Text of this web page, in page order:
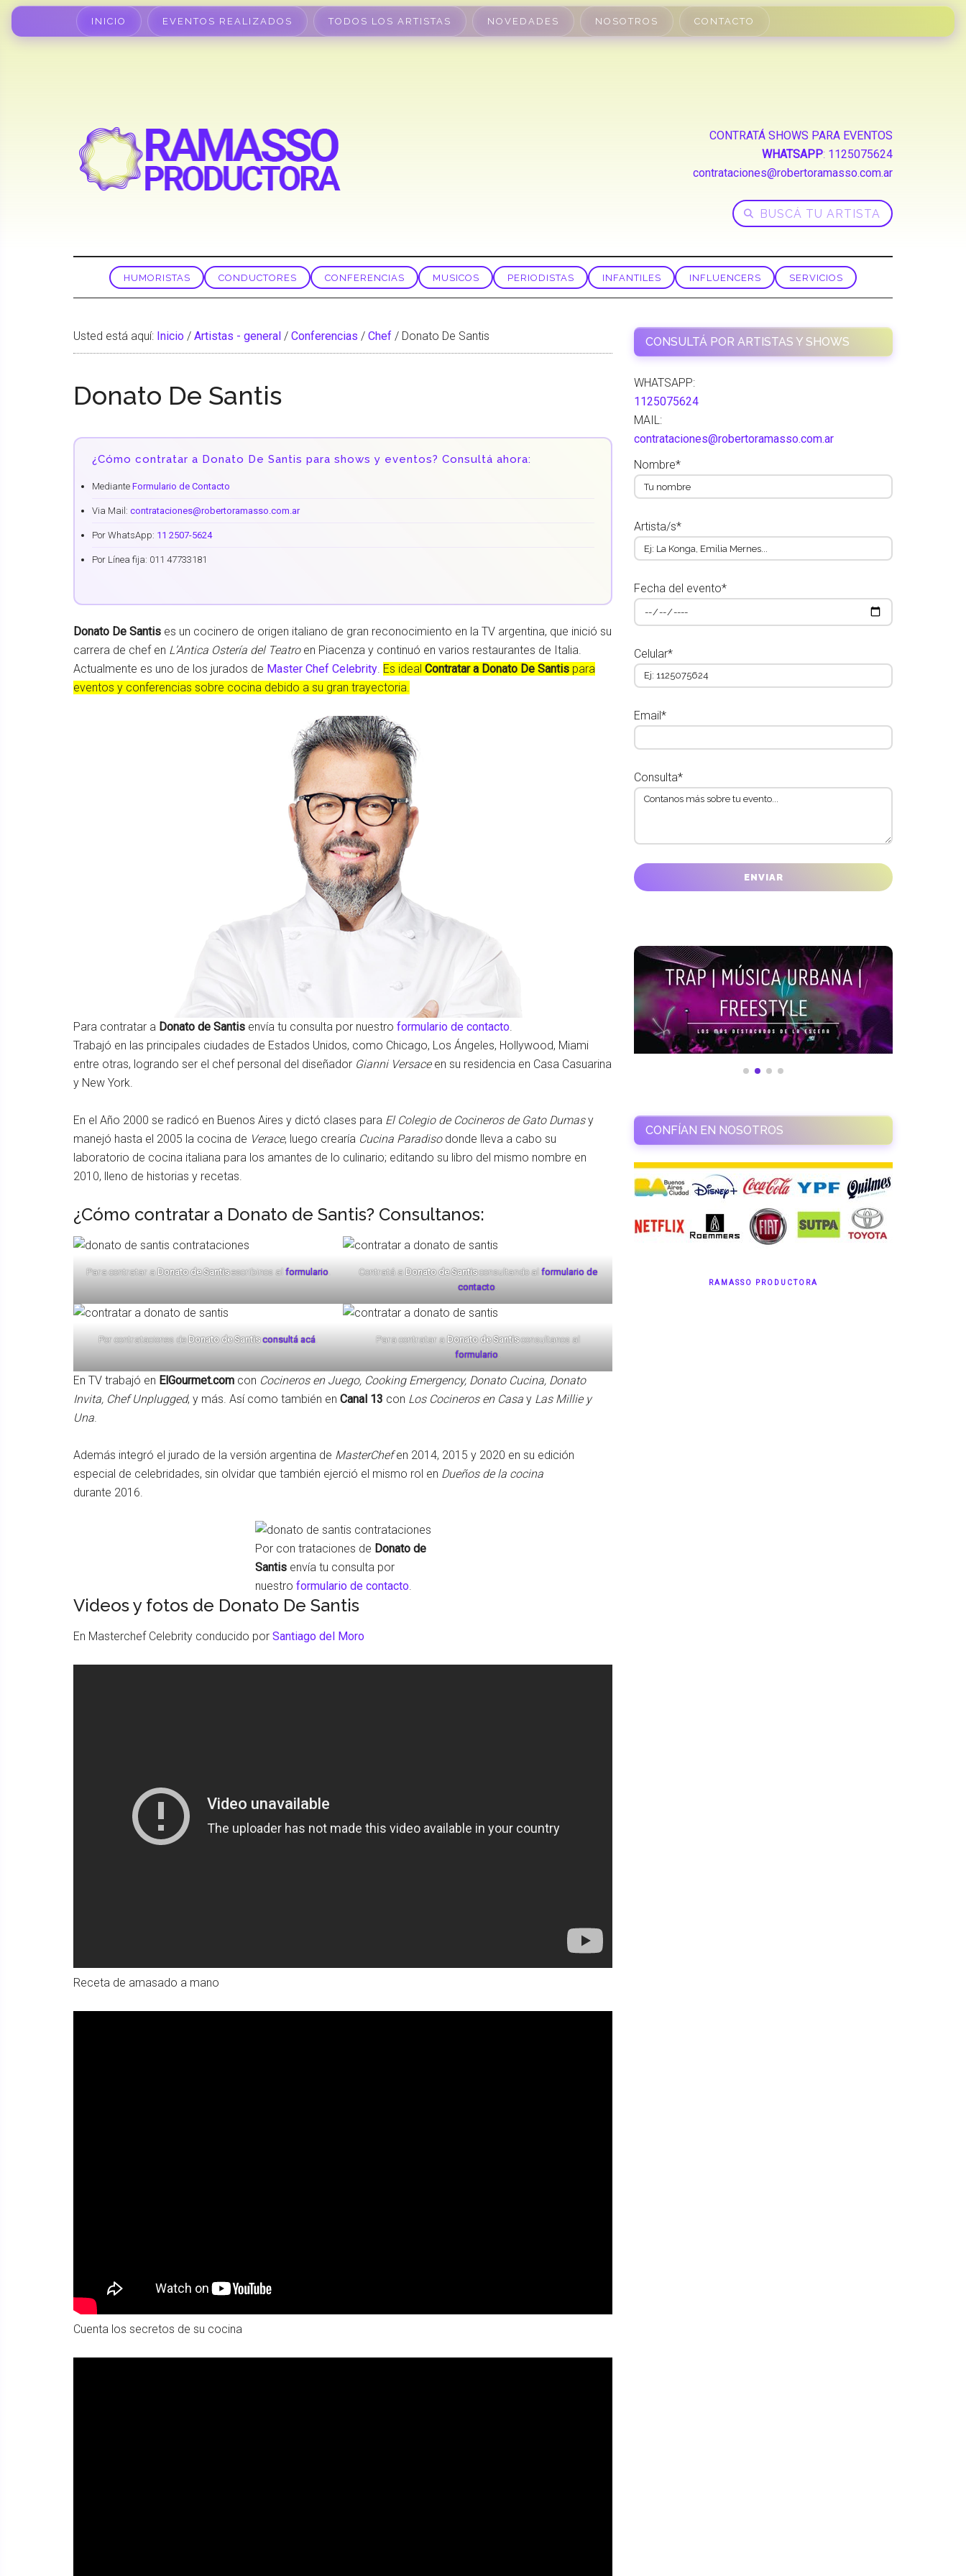
INICIO EVENTOS REALIZADOS TODOS LOS ARTISTAS NOVEDADES NOSOTROS CONTACTO
CONTRATÁ SHOWS PARA EVENTOS
WHATSAPP: 1125075624
contrataciones@robertoramasso.com.ar
HUMORISTAS CONDUCTORES CONFERENCIAS MUSICOS PERIODISTAS INFANTILES INFLUENCERS SERVICIOS
Usted está aquí: Inicio / Artistas - general / Conferencias / Chef / Donato De Santis
Donato De Santis
¿Cómo contratar a Donato De Santis para shows y eventos? Consultá ahora:
Mediante Formulario de Contacto
Via Mail: contrataciones@robertoramasso.com.ar
Por WhatsApp: 11 2507-5624
Por Línea fija: 011 47733181
Donato De Santis es un cocinero de origen italiano de gran reconocimiento en la TV argentina, que inició su
carrera de chef en L’Antica Ostería del Teatroen Piacenza y continuó en varios restaurantes de Italia.
Actualmente es uno de los jurados de Master Chef Celebrity. Es ideal Contratar a Donato De Santis para
eventos y conferencias sobre cocina debido a su gran trayectoria.
Para contratar a Donato de Santis envía tu consulta por nuestro formulario de contacto.
Trabajó en las principales ciudades de Estados Unidos, como Chicago, Los Ángeles, Hollywood, Miami
entre otras, logrando ser el chef personal del diseñador Gianni Versaceen su residencia en Casa Casuarina
y New York.
En el Año 2000 se radicó en Buenos Aires y dictó clases para El Colegio de Cocineros de Gato Dumasy
manejó hasta el 2005 la cocina de Verace, luego crearía Cucina Paradisodonde lleva a cabo su
laboratorio de cocina italiana para los amantes de lo culinario; editando su libro del mismo nombre en
2010, lleno de historias y recetas.
¿Cómo contratar a Donato de Santis? Consultanos:
Para contratar a Donato de Santisescribinos al formulario. Contratá a Donato de Santisconsultando al formulario de
contacto.
Por contrataciones de Donato de Santis consultá acá. Para contratar a Donato de Santisconsultanos al
formulario.
En TV trabajó en ElGourmet.com con Cocineros en Juego, Cooking Emergency, Donato Cucina, Donato
Invita, Chef Unplugged, y más. Así como también en Canal 13 con Los Cocineros en Casa y Las Millie y
Una.
Además integró el jurado de la versión argentina de MasterChefen 2014, 2015 y 2020 en su edición
especial de celebridades, sin olvidar que también ejerció el mismo rol en Dueños de la cocina
durante 2016.
Por con trataciones de Donato de
Santisenvía tu consulta por
nuestro formulario de contacto.
Videos y fotos de Donato De Santis
En Masterchef Celebrity conducido por Santiago del Moro
Receta de amasado a mano
Cuenta los secretos de su cocina
CONSULTÁ POR ARTISTAS Y SHOWS
WHATSAPP:
1125075624
MAIL:
contrataciones@robertoramasso.com.ar
Nombre*
Artista/s*
Fecha del evento*
Celular*
Email*
Consulta*
CONFÍAN EN NOSOTROS
RAMASSO PRODUCTORA